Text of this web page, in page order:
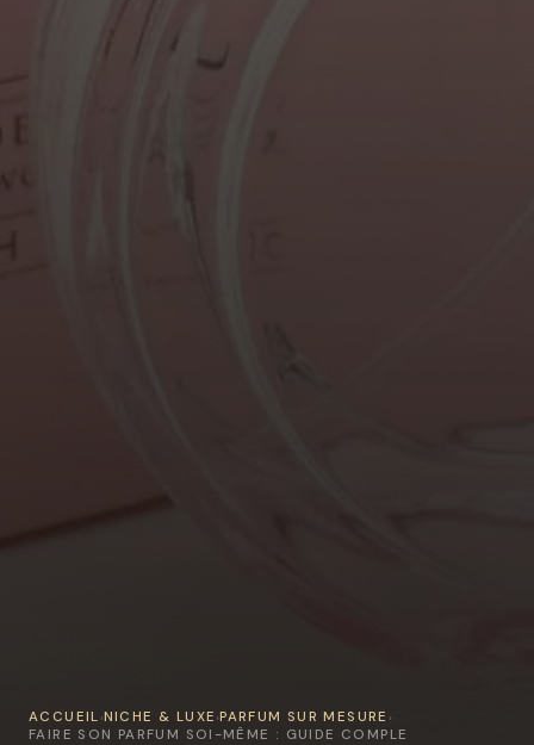
ACCUEIL ›NICHE & LUXE ›PARFUM SUR MESURE ›
FAIRE SON PARFUM SOI-MÊME : GUIDE COMPLE